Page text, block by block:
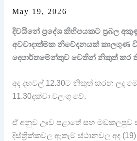
May 19, 2026
දිවයිනේ ප්‍රදේශ කිහිපයකට ප්‍රබල
අවවාදාත්මක නිවේදනයක් කාලගුණ
දෙපාර්තමේන්තුව වෙතින් නිකුත් කර
අද දහවල් 12.30ට නිකුත් කරන ලද
11.30දක්වා වලංගු වේ.
ඒ අනුව ඌව පළාතේ සහ මඩකලපුව
දිස්ත්‍රික්කවල ඇතැම් ස්ථානවල අද